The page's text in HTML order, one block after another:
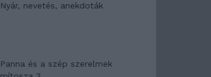
Nyár, nevetés, anekdoták
Panna és a szép szerelmek